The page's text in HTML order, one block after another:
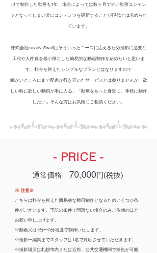
けて制作した動画も1年、 場合によっては数ヶ月で古い動画コンテン
ツとなってしまい常にコンテンツを更新することが現代では求められ
ています。
株式会社seveN Swellはそういったニーズに応えるため撮影に必要な
工程や人件費を最小限にした簡易的な動画制作を始めたいと思いま
す。 料金を抑えたシンプルなプランとはなりますので
細かいところにまで配慮が行き届いたサービスとは参りませんが「欲
しい時に欲しい動画が手に入る」
「動画をもっと身近に、手軽に制作
したい」 ​そんな方はお気軽にご相談ください。
- PRICE -
​通常価格 70,000円(税抜)
※ 注意※
こちらは料金を抑えた簡易的な動画制作となるためいくつか条
件がございます。 下記の条件で問題ない場合のみご依頼のほど
お願い申し上げます。
​※動画尺は1分〜3分程度で制作いたします。
※撮影〜編集までスタッフは1名で対応させていただきます。
※撮影場所は札幌市内または近郊、公共交通機関で移動が可能